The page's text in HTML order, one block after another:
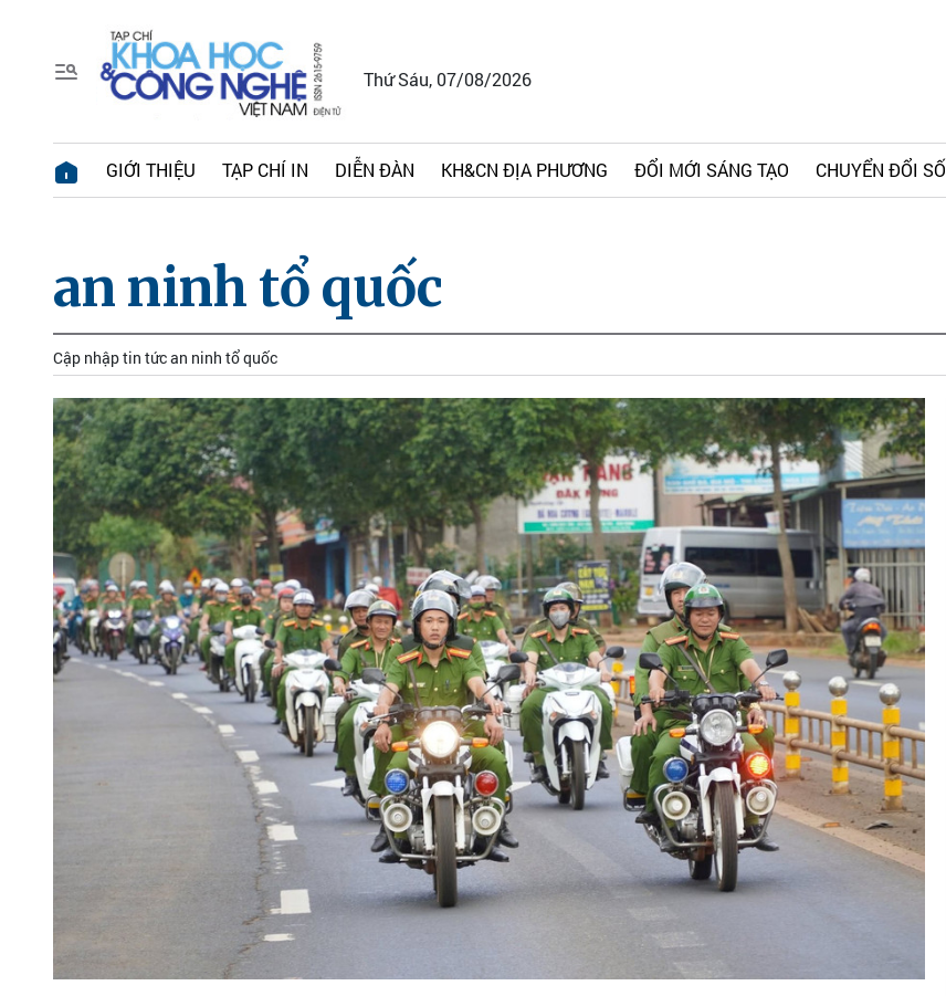
Thứ Sáu, 07/08/2026
GIỚI THIỆU TẠP CHÍ IN DIỄN ĐÀN KH&CN ĐỊA PHƯƠNG ĐỔI MỚI SÁNG TẠO CHUYỂN ĐỔI SỐ
an ninh tổ quốc
Cập nhập tin tức an ninh tổ quốc